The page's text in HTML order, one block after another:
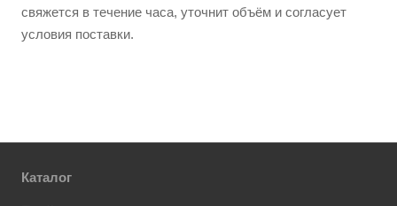
свяжется в течение часа, уточнит объём и согласует
условия поставки.
Каталог